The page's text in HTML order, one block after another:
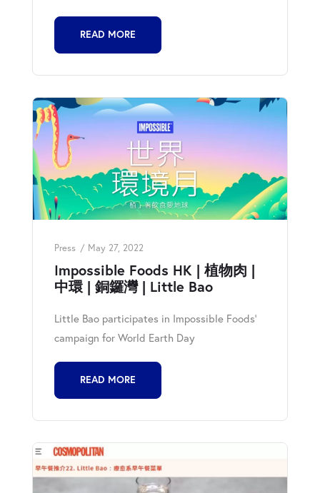
READ MORE
Press May 27, 2022
Impossible Foods HK | 植物肉 |
中環 | 銅鑼灣 | Little Bao
Little Bao participates in Impossible Foods'
campaign for World Earth Day
READ MORE